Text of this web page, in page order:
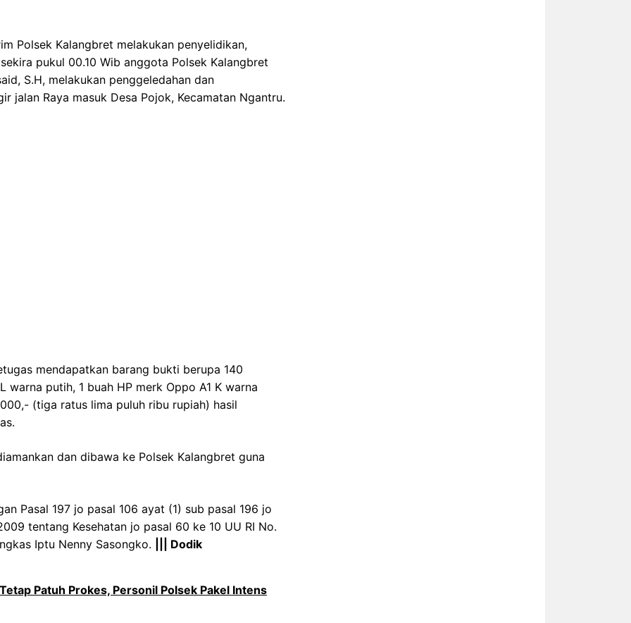
Polsek Kalangbret melakukan penyelidikan,
pukul 00.10 Wib anggota Polsek Kalangbret
S.H, melakukan penggeledahan dan
jalan Raya masuk Desa Pojok, Kecamatan Ngantru.
mendapatkan barang bukti berupa 140
putih, 1 buah HP merk Oppo A1 K warna
(tiga ratus lima puluh ribu rupiah) hasil
dan dibawa ke Polsek Kalangbret guna
Pasal 197 jo pasal 106 ayat (1) sub pasal 196 jo
tentang Kesehatan jo pasal 60 ke 10 UU RI No.
Iptu Nenny Sasongko.
||| Dodik
Patuh Prokes, Personil Polsek Pakel Intens